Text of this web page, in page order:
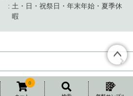
ペー
ジト
ップ
0
土・日・祝祭日・年末年始・夏季休
暇